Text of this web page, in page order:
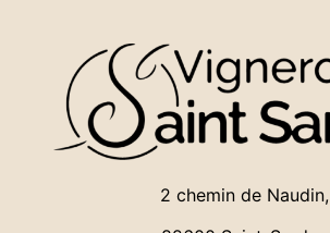
2 chemin de Naudin,